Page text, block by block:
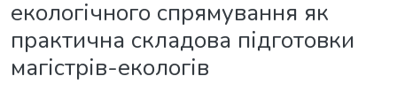
екологічного спрямування як
практична складова підготовки
магістрів-екологів